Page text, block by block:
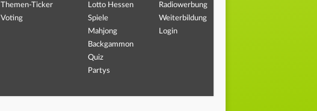
Themen-Ticker
Voting
Lotto Hessen
Spiele
Mahjong
Backgammon
Quiz
Partys
Radiowerbung
Weiterbildung
Login